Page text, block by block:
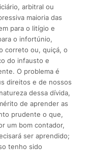
arbitral ou
maioria das
para o litígio e
o infortúnio,
correto ou, quiçá, o
do infausto e
O problema é
direitos e de nossos
dessa dívida,
de aprender as
prudente o que,
um bom contador,
ser aprendido;
tenho sido